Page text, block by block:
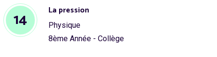
14 La pression
Physique
8ème Année - Collège